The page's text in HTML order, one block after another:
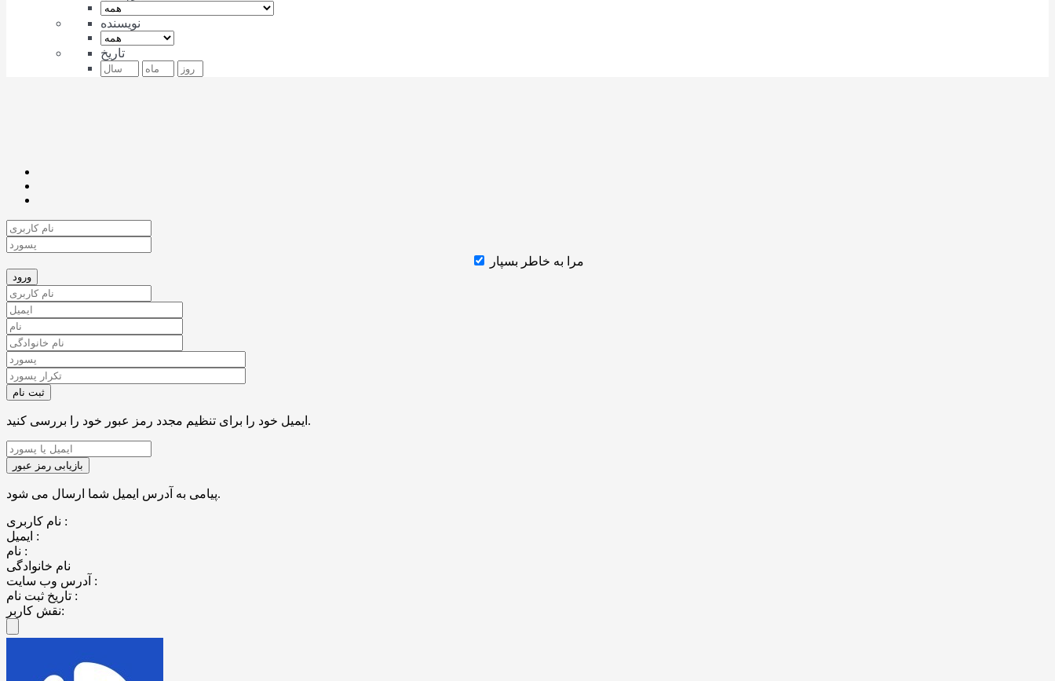
نویسنده
تاریخ
مرا به خاطر بسپار
ایمیل خود را برای تنظیم مجدد رمز عبور خود را بررسی کنید.
پیامی به آدرس ایمیل شما ارسال می شود.
نام کاربری :
ایمیل :
نام :
نام خانوادگی
آدرس وب سایت :
تاریخ ثبت نام :
نقش کاربر: